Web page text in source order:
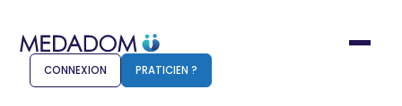
CONNEXION PRATICIEN ?